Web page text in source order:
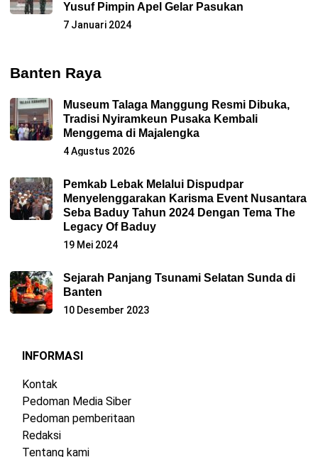
Yusuf Pimpin Apel Gelar Pasukan
7 Januari 2024
Banten Raya
Museum Talaga Manggung Resmi Dibuka,
Tradisi Nyiramkeun Pusaka Kembali
Menggema di Majalengka
4 Agustus 2026
Pemkab Lebak Melalui Dispudpar
Menyelenggarakan Karisma Event Nusantara
Seba Baduy Tahun 2024 Dengan Tema The
Legacy Of Baduy
19 Mei 2024
Sejarah Panjang Tsunami Selatan Sunda di
Banten
10 Desember 2023
INFORMASI
Kontak
Pedoman Media Siber
Pedoman pemberitaan
Redaksi
Tentang kami